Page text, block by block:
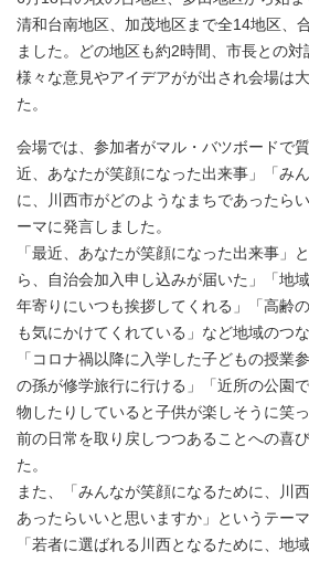
清和台南地区、加茂地区まで全14地区、
ました。どの地区も約2時間、市長との
様々な意見やアイデアがが出され会場は
た。
会場では、参加者がマル・バツボードで
近、あなたが笑顔になった出来事」「み
に、川西市がどのようなまちであったら
ーマに発言しました。
「最近、あなたが笑顔になった出来事」
ら、自治会加入申し込みが届いた」「地
年寄りにいつも挨拶してくれる」「高齢
も気にかけてくれている」など地域のつ
「コロナ禍以降に入学した子どもの授業
の孫が修学旅行に行ける」「近所の公園
物したりしていると子供が楽しそうに笑
前の日常を取り戻しつつあることへの喜
た。
また、「みんなが笑顔になるために、川
あったらいいと思いますか」というテー
「若者に選ばれる川西となるために、地